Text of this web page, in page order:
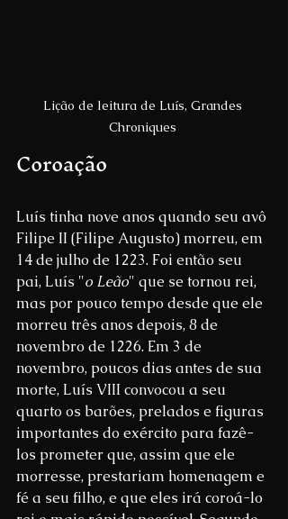
Lição de leitura de Luís, Grandes
Chroniques
Coroação
Luís tinha nove anos quando seu avô
Filipe II (Filipe Augusto) morreu, em
14 de julho de 1223. Foi então seu
pai, Luís "o Leão" que se tornou rei,
mas por pouco tempo desde que ele
morreu três anos depois, 8 de
novembro de 1226. Em 3 de
novembro, poucos dias antes de sua
morte, Luís VIII convocou a seu
quarto os barões, prelados e figuras
importantes do exército para fazê-
los prometer que, assim que ele
morresse, prestariam homenagem e
fé a seu filho, e que eles irá coroá-lo